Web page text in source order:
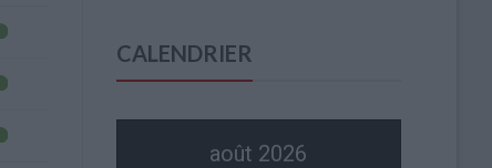
CALENDRIER
août 2026